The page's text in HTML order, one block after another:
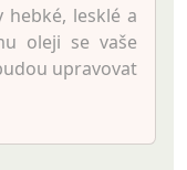
hebké, lesklé a
oleji se vaše
upravovat